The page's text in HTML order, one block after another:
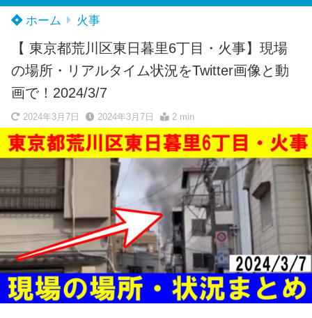
ホーム 火事
【 東京都荒川区東日暮里6丁目・火事】現場
の場所・リアルタイム状況をTwitter画像と動
画で！2024/3/7
2024年3月7日 2024年3月7日 2 min